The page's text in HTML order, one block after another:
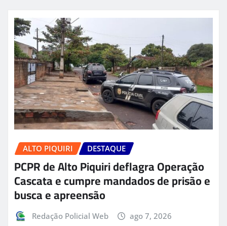
ALTO PIQUIRI DESTAQUE
PCPR de Alto Piquiri deflagra Operação
Cascata e cumpre mandados de prisão e
busca e apreensão
Redação Policial Web ago 7, 2026